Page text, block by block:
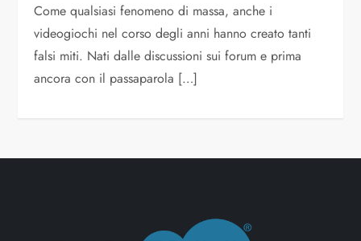
Come qualsiasi fenomeno di massa, anche i
videogiochi nel corso degli anni hanno creato tanti
falsi miti. Nati dalle discussioni sui forum e prima
ancora con il passaparola […]